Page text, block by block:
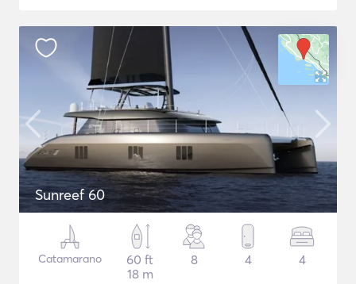
Sunreef 60
Catamarano
60 ft
18 m
8 4 4